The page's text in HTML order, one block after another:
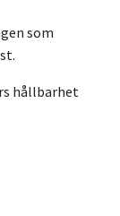
som
hållbarhet